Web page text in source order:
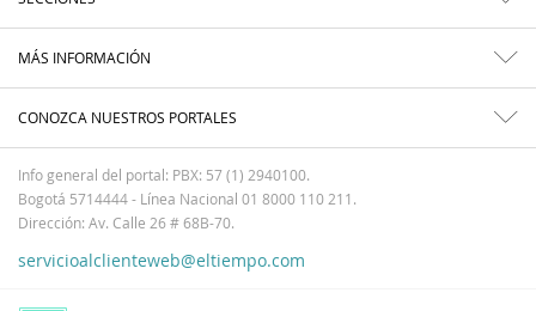
MÁS INFORMACIÓN
CONOZCA NUESTROS PORTALES
Info general del portal: PBX: 57 (1) 2940100.
Bogotá 5714444 - Línea Nacional 01 8000 110 211.
Dirección: Av. Calle 26 # 68B-70.
servicioalclienteweb@eltiempo.com